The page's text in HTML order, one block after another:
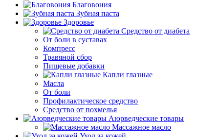
Благовония
Зубная паста
Здоровье
Средство от диабета
От боли в суставах
Компресс
Травяной сбор
Пищевые добавки
Капли глазные
Масла
От боли
Профилактическое средство
Средство от похмелья
Аюрведческие товары
Массажное масло